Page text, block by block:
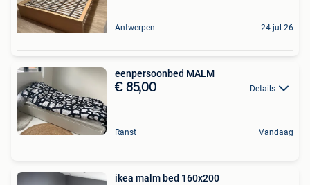
Antwerpen 24 jul 26
eenpersoonbed MALM
€ 85,00 Details
Ranst Vandaag
ikea malm bed 160x200